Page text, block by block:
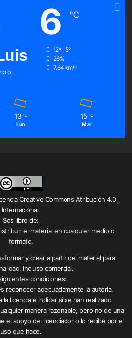
6 ℃
12º - 5º
26%
7.64 km/h
13 ℃
Lun
15 ℃
Mar
Creative Commons Atribución 4.0
Internacional.
Sos libre de:
el material en cualquier medio o
formato.
y crear a partir del material para
incluso comercial.
condiciones:
reconocer adecuadamente la autoría,
la licencia e indicar si se han realizado
manera razonable, pero no de una
el apoyo del licenciador o lo recibe por el
uso que hace.